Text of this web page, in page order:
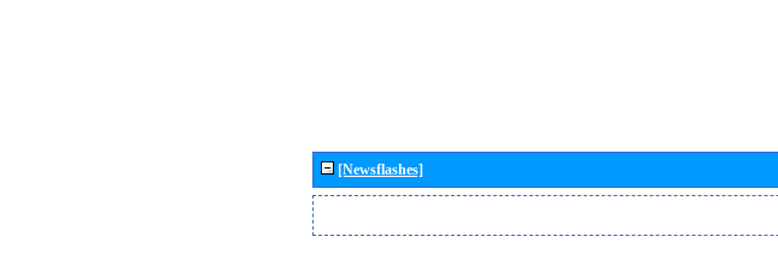
[Newsflashes]